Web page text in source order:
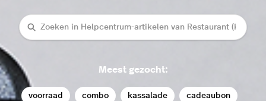
Zoeken
Meest gezocht:
voorraad combo kassalade cadeaubon